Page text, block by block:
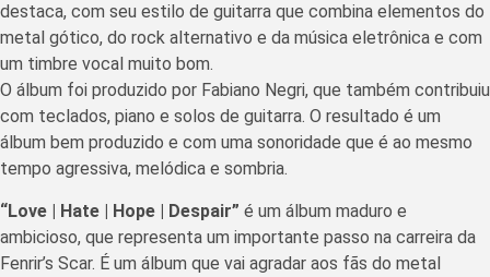
destaca, com seu estilo de guitarra que combina elementos do
metal gótico, do rock alternativo e da música eletrônica e com
um timbre vocal muito bom.
O álbum foi produzido por Fabiano Negri, que também contribuiu
com teclados, piano e solos de guitarra. O resultado é um
álbum bem produzido e com uma sonoridade que é ao mesmo
tempo agressiva, melódica e sombria.
“Love | Hate | Hope | Despair” é um álbum maduro e
ambicioso, que representa um importante passo na carreira da
Fenrir’s Scar. É um álbum que vai agradar aos fãs do metal